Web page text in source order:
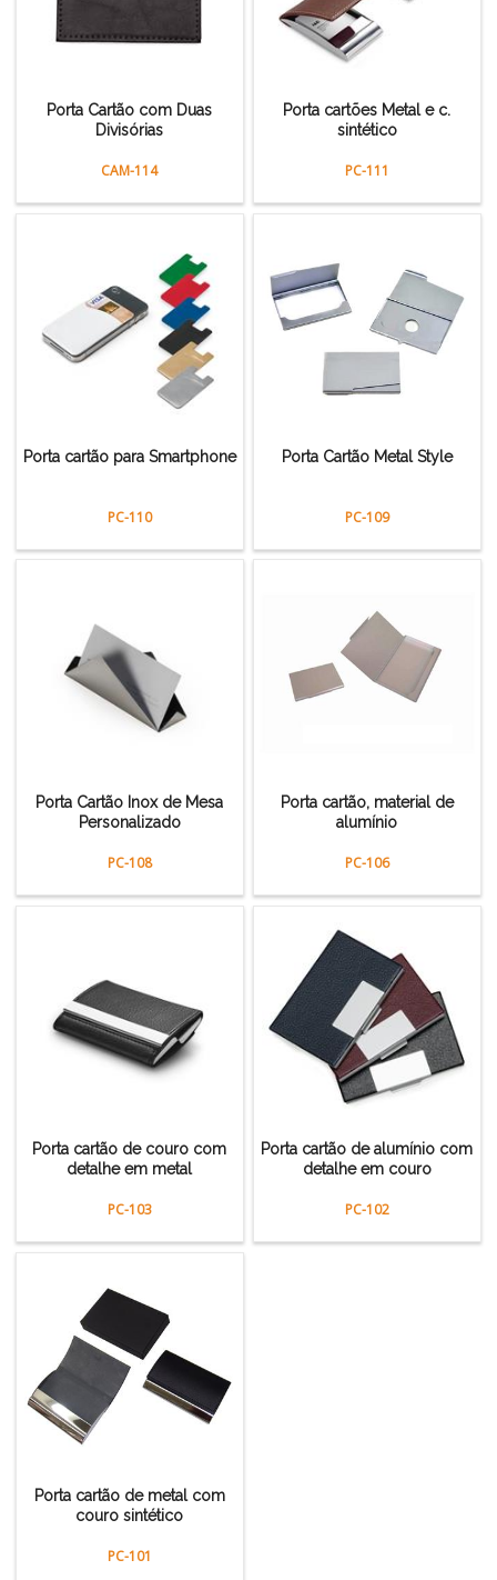
Porta Cartão com Duas
Divisórias
CAM-114
Porta cartões Metal e c.
sintético
PC-111
Porta cartão para Smartphone
PC-110
Porta Cartão Metal Style
PC-109
Porta Cartão Inox de Mesa
Personalizado
PC-108
Porta cartão, material de
alumínio
PC-106
Porta cartão de couro com
detalhe em metal
PC-103
Porta cartão de alumínio com
detalhe em couro
PC-102
Porta cartão de metal com
couro sintético
PC-101